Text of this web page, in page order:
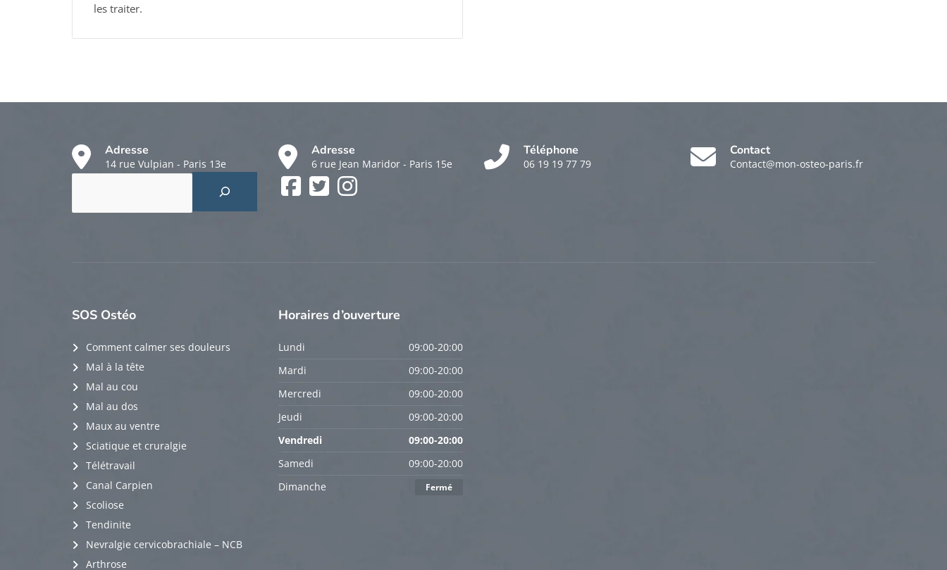
les traiter.
Adresse
14 rue Vulpian - Paris 13e
Adresse
6 rue Jean Maridor - Paris 15e
Téléphone
06 19 19 77 79
Contact
Contact@mon-osteo-paris.fr
Facebook
SOS Ostéo
Comment calmer ses douleurs
Mal à la tête
Mal au cou
Mal au dos
Maux au ventre
Sciatique et cruralgie
Télétravail
Canal Carpien
Scoliose
Tendinite
Nevralgie cervicobrachiale – NCB
Arthrose
Horaires d’ouverture
Lundi
09:00-20:00
Mardi
09:00-20:00
Mercredi
09:00-20:00
Jeudi
09:00-20:00
Vendredi
09:00-20:00
Samedi
09:00-20:00
Dimanche
Fermé